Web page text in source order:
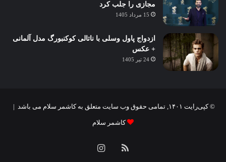
مجازی را جلب کرد
15 مرداد 1405
ازدواج پاول وسلی با ناتالی کوکنبورگ مدل آلمانی
+ عکس
24 تیر 1405
© کپی‌رایت ۱۴۰۱, تمامی حقوق وب سایت متعلق به کاشمر سلام می باشد |
کاشمر سلام
خوراکاینستاگرام